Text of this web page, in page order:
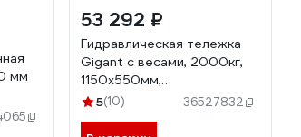
мм
53 292 ₽
Гидравлическая тележка
Gigant с весами, 2000кг,
1150x550мм,
полиуретановые колеса
5(10) 36527832